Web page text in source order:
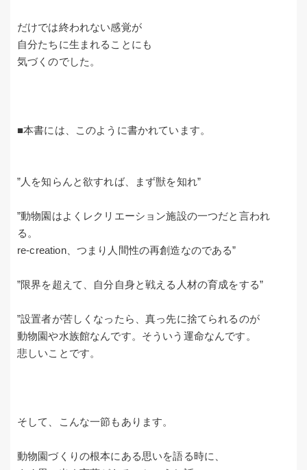
だけでは終われない感覚が
自分たちに生まれることにも
気づくのでした。
■本書には、このように書かれています。
”人を知らんと欲すれば、まず獣を知れ”
”動物園はよくレクリエーション施設の一つだと言われ
る。
re-creation、つまり人間性の再創造なのである”
”限界を超えて、自分自身と戦える人材の育成をする”
”設置者が苦しくなったら、真っ先に捨てられるのが
動物園や水族館なんです。そういう運命なんです。
悲しいことです。
そして、こんな一節もあります。
動物園づくりの根本にある思いを語る時に、